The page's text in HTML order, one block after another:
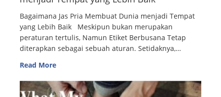
Bagaimana Jas Pria Membuat Dunia menjadi Tempat
yang Lebih Baik Meskipun bukan merupakan
peraturan tertulis, Namun Etiket Berbusana Tetap
diterapkan sebagai sebuah aturan. Setidaknya,…
Read More